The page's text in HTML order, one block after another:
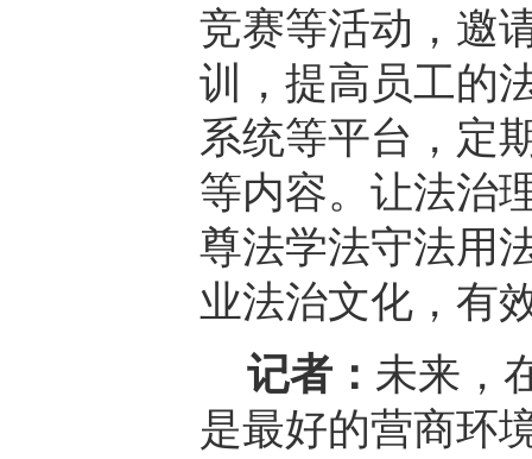
竞赛等活动，邀
训，提高员工的
系统等平台，定
等内容。让法治
尊法学法守法用
业法治文化，有
记者： 未来，
是最好的营商环